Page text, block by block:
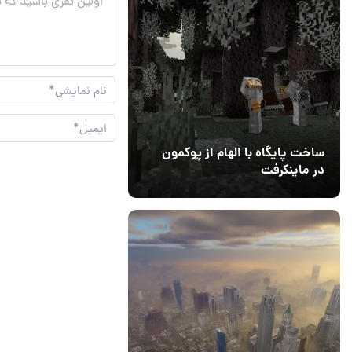
ساخت پایگاه با الهام از پوکمون
در ماینکرفت